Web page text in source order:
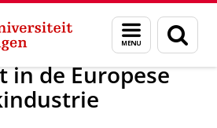
Menu
en
zoeken
Projecten
de Europese